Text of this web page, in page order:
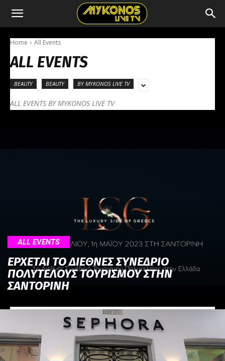
Home All Events
ALL EVENTS
BEAUTY BEAUTY BY MYKONOS LIVE TV
ALL EVENTS BY MYKONOS LIVE TV
ALL EVENTS
ΕΡΧΕΤΑΙ ΤΟ ΔΙΕΘΝΕΣ ΣΥΝΕΔΡΙΟ
ΠΟΛΥΤΕΛΟΥΣ ΤΟΥΡΙΣΜΟΥ ΣΤΗΝ
ΣΑΝΤΟΡΙΝΗ